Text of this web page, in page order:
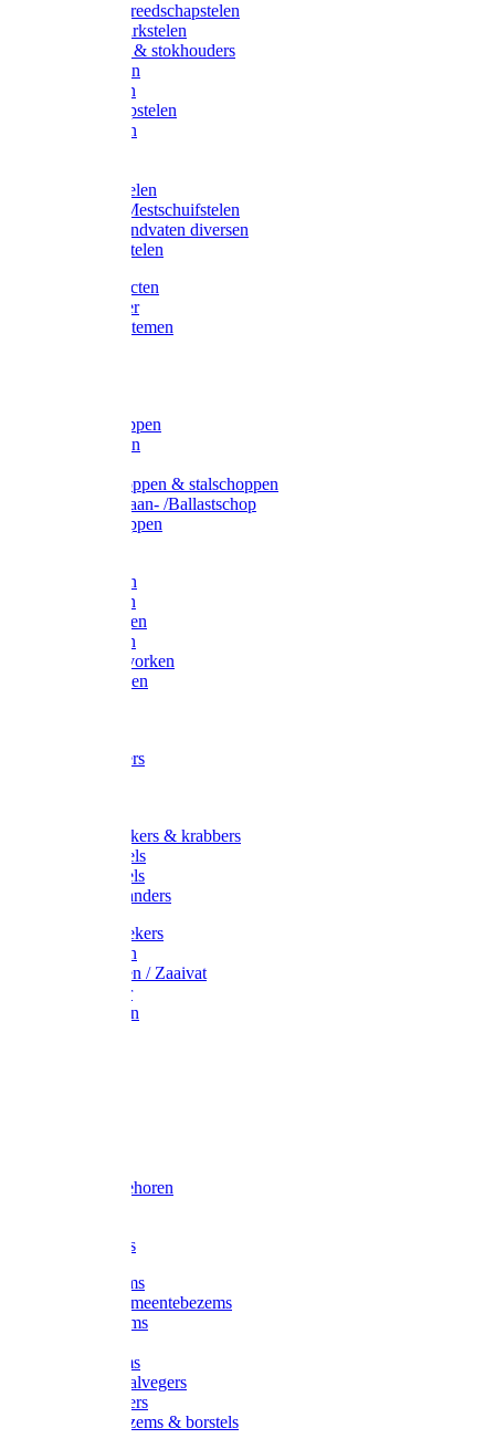
Overige gereedschapstelen
Bezem-/Harkstelen
Handvaten & stokhouders
Hamerstelen
Spadestelen
Graanschopstelen
Schopstelen
Gardena stelen
Sneeuw- /Mestschuifstelen
Stelen / Handvaten diversen
Telescoopstelen
Tuin producten
Fruitplukker
Ophangsystemen
Betonschoppen
Schepbatsen
Ballastschoppen & stalschoppen
Slijtsrip Graan- /Ballastschop
Graanschoppen
Hooivorken
Mestvorken
Bietenvorken
Maisvorken
Aardappelvorken
Vijgenvorken
Tuinkrabbers
Onkruidstekers & krabbers
Hartschoffels
Ruitschoffels
Onkruidbranders
Graskantstekers
Verticuteren
Strooiwagen / Zaaivat
Grasmaaier
Grasscharen
Slede toebehoren
Composters
Straatbezems
Stads- / Gemeentebezems
Terrasbezems
Gootbezems
Kamer-/Zaalvegers
Vloertrekkers
Onkruidbezems & borstels